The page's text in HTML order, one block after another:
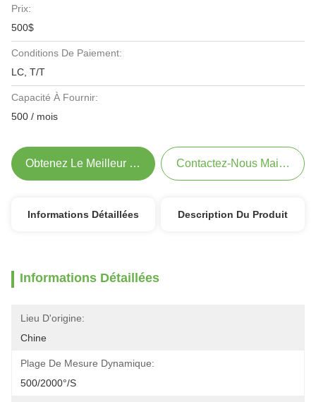
Prix:
500$
Conditions De Paiement:
LC, T/T
Capacité À Fournir:
500 / mois
Obtenez Le Meilleur Prix Contactez-Nous Maintenant
Informations Détaillées Description Du Produit
Informations Détaillées
Lieu D'origine:
Chine
Plage De Mesure Dynamique:
500/2000°/s